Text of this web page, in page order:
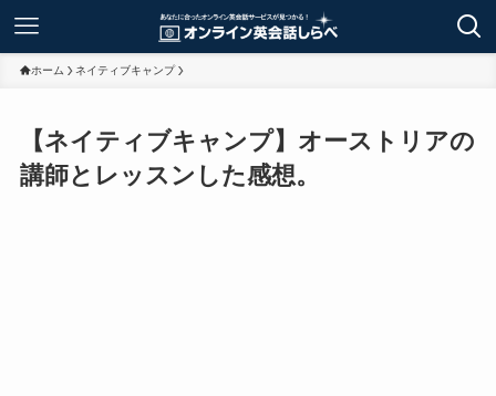
ホーム ネイティブキャンプ
【ネイティブキャンプ】オーストリアの
講師とレッスンした感想。